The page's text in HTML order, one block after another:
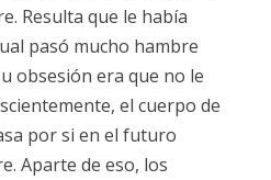
Resulta que le había
pasó mucho hambre
obsesión era que no le
el cuerpo de
por si en el futuro
Aparte de eso, los